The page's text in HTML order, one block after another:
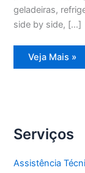
geladeiras,
side by side, […]
Assistência
Técnica
Veja Mais »
Serviços
Assistência